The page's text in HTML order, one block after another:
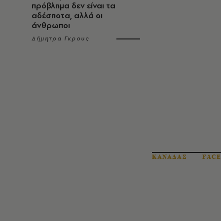
πρόβλημα δεν είναι τα
αδέσποτα, αλλά οι
άνθρωποι
Δήμητρα Γκρους
ΚΑΝΑΔΑΣ